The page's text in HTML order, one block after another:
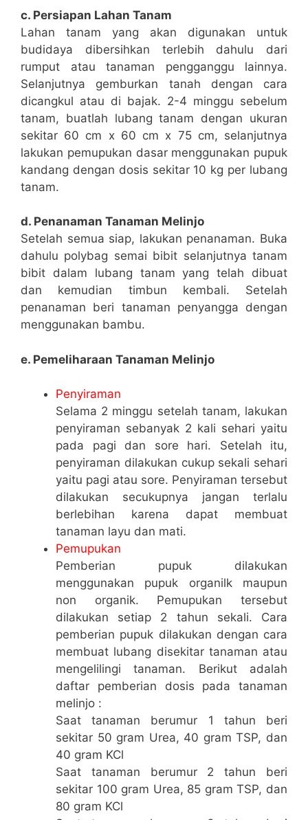
c. Persiapan Lahan Tanam
Lahan tanam yang akan digunakan untuk
budidaya dibersihkan terlebih dahulu dari
rumput atau tanaman pengganggu lainnya.
Selanjutnya gemburkan tanah dengan cara
dicangkul atau di bajak. 2-4 minggu sebelum
tanam, buatlah lubang tanam dengan ukuran
sekitar 60 cm x 60 cm x 75 cm, selanjutnya
lakukan pemupukan dasar menggunakan pupuk
kandang dengan dosis sekitar 10 kg per lubang
tanam.
d. Penanaman Tanaman Melinjo
Setelah semua siap, lakukan penanaman. Buka
dahulu polybag semai bibit selanjutnya tanam
bibit dalam lubang tanam yang telah dibuat
dan kemudian timbun kembali. Setelah
penanaman beri tanaman penyangga dengan
menggunakan bambu.
e. Pemeliharaan Tanaman Melinjo
Penyiraman
Selama 2 minggu setelah tanam, lakukan
penyiraman sebanyak 2 kali sehari yaitu
pada pagi dan sore hari. Setelah itu,
penyiraman dilakukan cukup sekali sehari
yaitu pagi atau sore. Penyiraman tersebut
dilakukan secukupnya jangan terlalu
berlebihan karena dapat membuat
tanaman layu dan mati.
Pemupukan
Pemberian pupuk dilakukan
menggunakan pupuk organilk maupun
non organik. Pemupukan tersebut
dilakukan setiap 2 tahun sekali. Cara
pemberian pupuk dilakukan dengan cara
membuat lubang disekitar tanaman atau
mengelilingi tanaman. Berikut adalah
daftar pemberian dosis pada tanaman
melinjo :
Saat tanaman berumur 1 tahun beri
sekitar 50 gram Urea, 40 gram TSP, dan
40 gram KCl
Saat tanaman berumur 2 tahun beri
sekitar 100 gram Urea, 85 gram TSP, dan
80 gram KCl